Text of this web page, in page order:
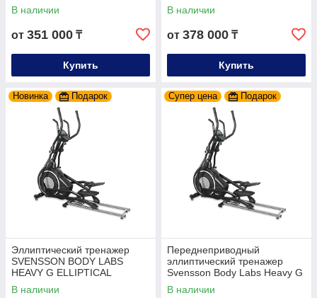
В наличии
от 351 000 ₸
Купить
В наличии
от 378 000 ₸
Купить
Новинка Подарок
Эллиптический тренажер
SVENSSON BODY LABS
HEAVY G ELLIPTICAL
В наличии
Супер цена Подарок
Переднеприводный
эллиптический тренажер
Svensson Body Labs Heavy G
Elliptical
В наличии